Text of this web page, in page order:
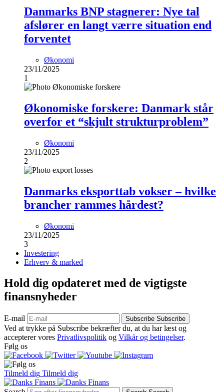
Danmarks BNP stagnerer: Nye tal
afslører en langt værre situation end
forventet
Økonomi
23/11/2025
1
Økonomiske forskere: Danmark står
overfor et “skjult strukturproblem”
Økonomi
23/11/2025
2
Danmarks eksporttab vokser – hvilke
brancher rammes hårdest?
Økonomi
23/11/2025
3
Investering
Erhverv & marked
Hold dig opdateret med de vigtigste
finansnyheder
E-mail Subscribe Subscribe
Ved at trykke på Subscribe bekræfter du, at du har læst og
accepterer vores Privatlivspolitik og Vilkår og betingelser.
Følg os
Tilmeld dig Tilmeld dig